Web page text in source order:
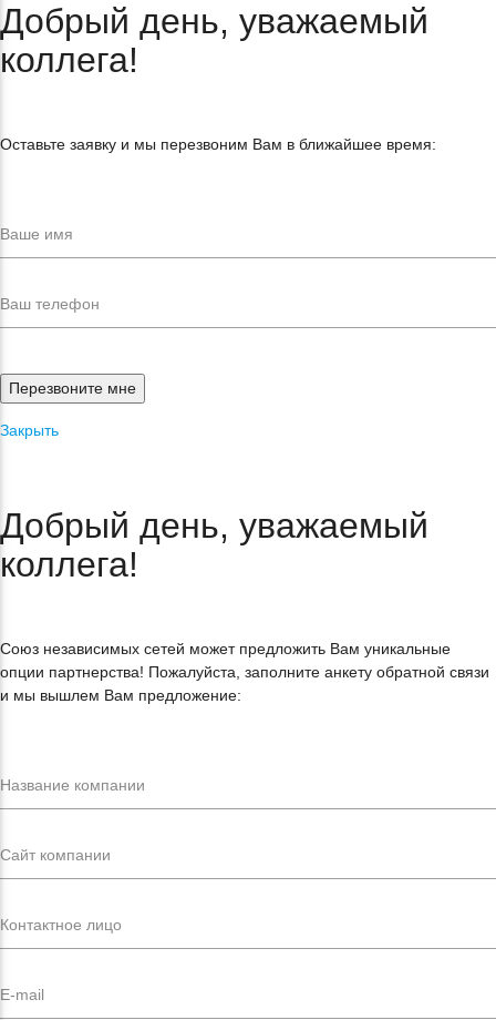
Добрый день, уважаемый
коллега!
Оставьте заявку и мы перезвоним Вам в ближайшее время:
Закрыть
Добрый день, уважаемый
коллега!
Союз независимых сетей может предложить Вам уникальные
опции партнерства! Пожалуйста, заполните анкету обратной связи
и мы вышлем Вам предложение: